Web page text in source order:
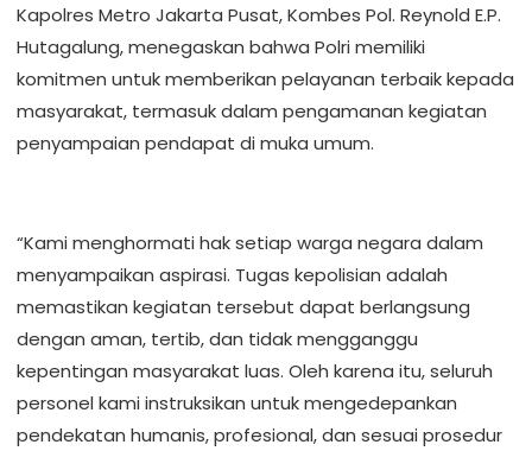
Kapolres Metro Jakarta Pusat, Kombes Pol. Reynold E.P.
Hutagalung, menegaskan bahwa Polri memiliki
komitmen untuk memberikan pelayanan terbaik kepada
masyarakat, termasuk dalam pengamanan kegiatan
penyampaian pendapat di muka umum.
“Kami menghormati hak setiap warga negara dalam
menyampaikan aspirasi. Tugas kepolisian adalah
memastikan kegiatan tersebut dapat berlangsung
dengan aman, tertib, dan tidak mengganggu
kepentingan masyarakat luas. Oleh karena itu, seluruh
personel kami instruksikan untuk mengedepankan
pendekatan humanis, profesional, dan sesuai prosedur